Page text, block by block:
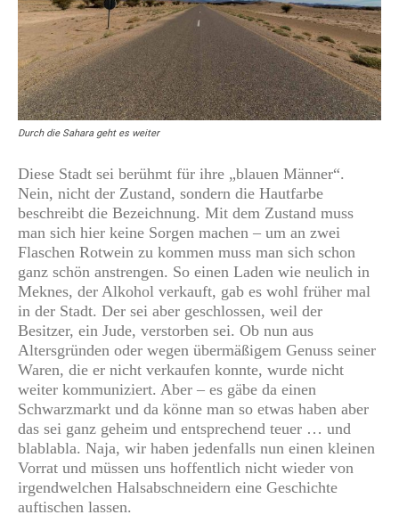
Durch die Sahara geht es weiter
Diese Stadt sei berühmt für ihre „blauen Männer“.
Nein, nicht der Zustand, sondern die Hautfarbe
beschreibt die Bezeichnung. Mit dem Zustand muss
man sich hier keine Sorgen machen – um an zwei
Flaschen Rotwein zu kommen muss man sich schon
ganz schön anstrengen. So einen Laden wie neulich in
Meknes, der Alkohol verkauft, gab es wohl früher mal
in der Stadt. Der sei aber geschlossen, weil der
Besitzer, ein Jude, verstorben sei. Ob nun aus
Altersgründen oder wegen übermäßigem Genuss seiner
Waren, die er nicht verkaufen konnte, wurde nicht
weiter kommuniziert. Aber – es gäbe da einen
Schwarzmarkt und da könne man so etwas haben aber
das sei ganz geheim und entsprechend teuer … und
blablabla. Naja, wir haben jedenfalls nun einen kleinen
Vorrat und müssen uns hoffentlich nicht wieder von
irgendwelchen Halsabschneidern eine Geschichte
auftischen lassen.